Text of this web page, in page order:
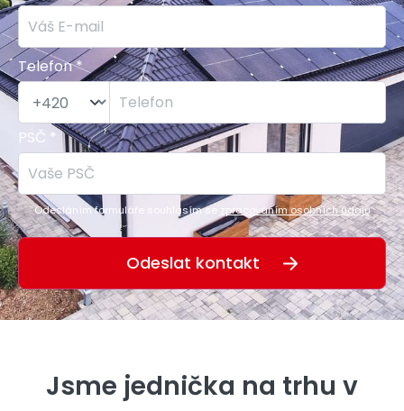
Telefon *
PSČ *
Odesláním formuláře souhlasím se zpracováním osobních údajů
Jsme jednička na trhu v